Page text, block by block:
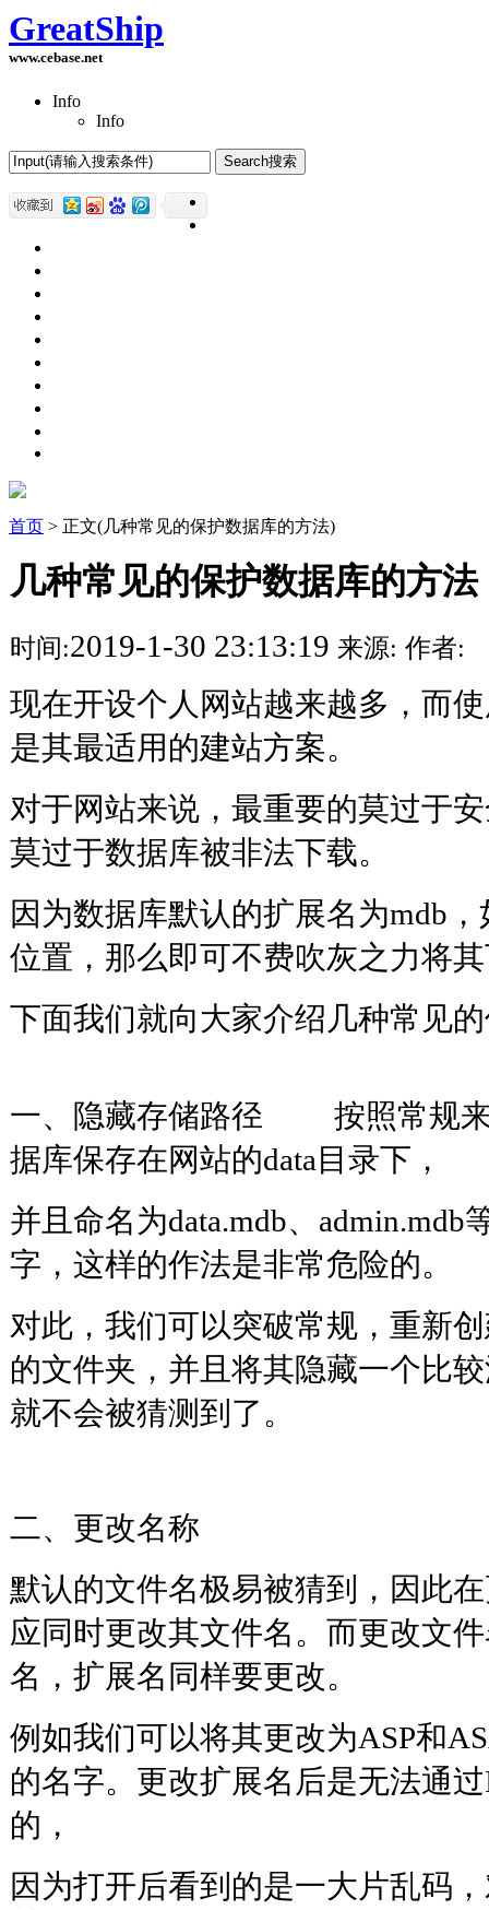
GreatShip
www.cebase.net
Info
Info
首页 > 正文(几种常见的保护数据库的方法)
几种常见的保护数据库的方法
时间:2019-1-30 23:13:19 来源: 作者:
现在开设个人网站越来越多，而使
是其最适用的建站方案。
对于网站来说，最重要的莫过于
莫过于数据库被非法下载。
因为数据库默认的扩展名为mdb
位置，那么即可不费吹灰之力将
下面我们就向大家介绍几种常见
一、隐藏存储路径 按照常规来
据库保存在网站的data目录下，
并且命名为data.mdb、admin.mdb
字，这样的作法是非常危险的。
对此，我们可以突破常规，重新
的文件夹，并且将其隐藏一个比
就不会被猜测到了。
二、更改名称
默认的文件名极易被猜到，因此
应同时更改其文件名。而更改文
名，扩展名同样要更改。
例如我们可以将其更改为ASP和
的名字。更改扩展名后是无法通
的，
因为打开后看到的是一大片乱码